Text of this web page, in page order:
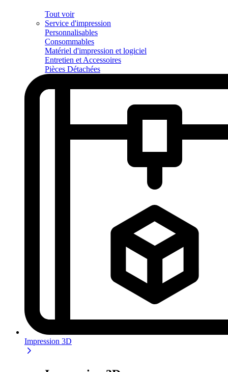
Tout voir
Service d'impression
Personnalisables
Consommables
Matériel d'impression et logiciel
Entretien et Accessoires
Pièces Détachées
Impression 3D